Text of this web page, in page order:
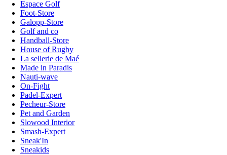
Espace Golf
Foot-Store
Galopp-Store
Golf and co
Handball-Store
House of Rugby
La sellerie de Maé
Made in Paradis
Nauti-wave
On-Fight
Padel-Expert
Pecheur-Store
Pet and Garden
Slowood Interior
Smash-Expert
Sneak'In
Sneakids